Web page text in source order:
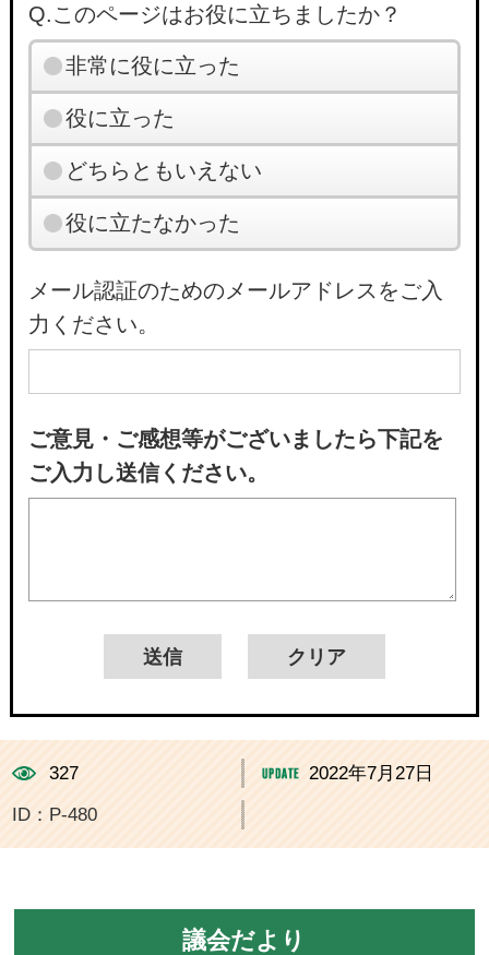
Q.このページはお役に立ちましたか？
非常に役に立った
役に立った
どちらともいえない
役に立たなかった
メール認証のためのメールアドレスをご入
力ください。
ご意見・ご感想等がございましたら下記を
ご入力し送信ください。
327 2022年7月27日
ID：P-480
議会だより